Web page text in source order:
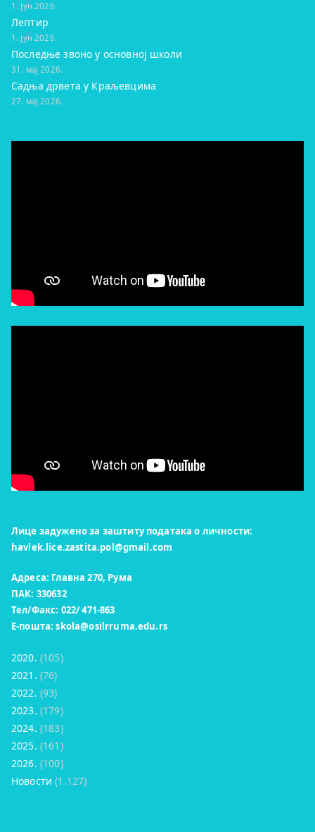
1. јун 2026.
Лептир
1. јун 2026.
Последње звоно у основној школи
31. мај 2026.
Садња дрвета у Краљевцима
27. мај 2026.
Лице задужено за заштиту података о личности:
havlek.lice.zastita.pol@gmail.com
Адреса: Главна 270, Рума
ПАК: 330632
Тел/Факс: 022/ 471-863
Е-пошта:skola@osilrruma.edu.rs
2020. (105)
2021. (76)
2022. (93)
2023. (179)
2024. (183)
2025. (161)
2026. (100)
Новости (1.127)